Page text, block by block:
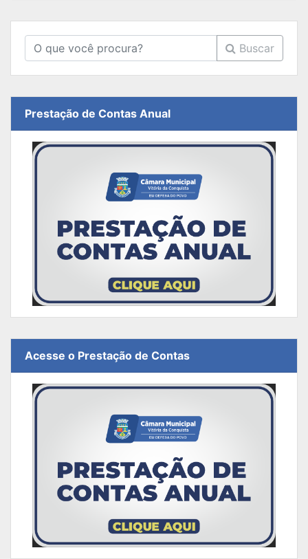
Buscar
Prestação de Contas Anual
Acesse o Prestação de Contas